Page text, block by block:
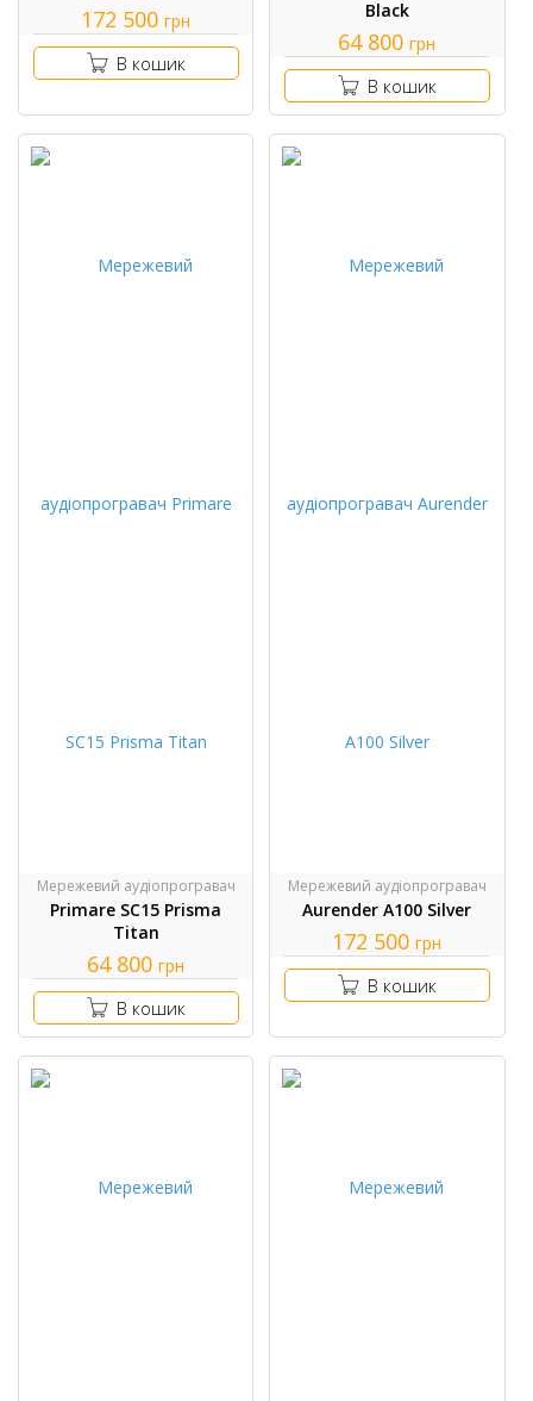
172 500 грн
В кошик
Black
64 800 грн
В кошик
Мережевий аудіопрогравач
Primare SC15 Prisma
Titan
64 800 грн
В кошик
Мережевий аудіопрогравач
Aurender A100 Silver
172 500 грн
В кошик